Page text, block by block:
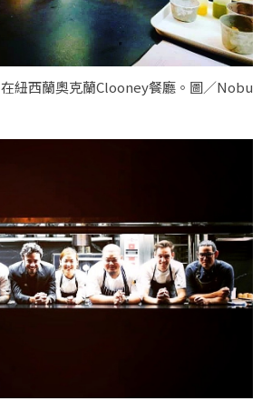
紐西蘭奧克蘭Clooney餐廳。圖／Nobu